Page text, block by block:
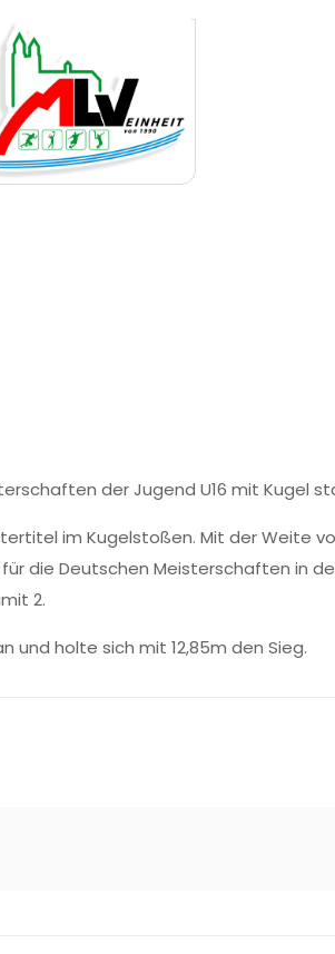
der Jugend U16 mit Kugel
im Kugelstoßen. Mit der Weite
die Deutschen Meisterschaften in
2.
und holte sich mit 12,85m den Sieg.